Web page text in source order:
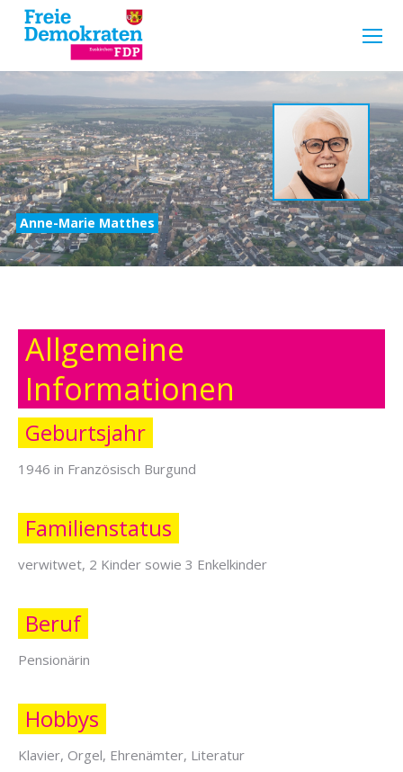
Anne-Marie Matthes
Allgemeine
Informationen
Geburtsjahr
1946 in Französisch Burgund
Familienstatus
verwitwet, 2 Kinder sowie 3 Enkelkinder
Beruf
Pensionärin
Hobbys
Klavier, Orgel, Ehrenämter, Literatur